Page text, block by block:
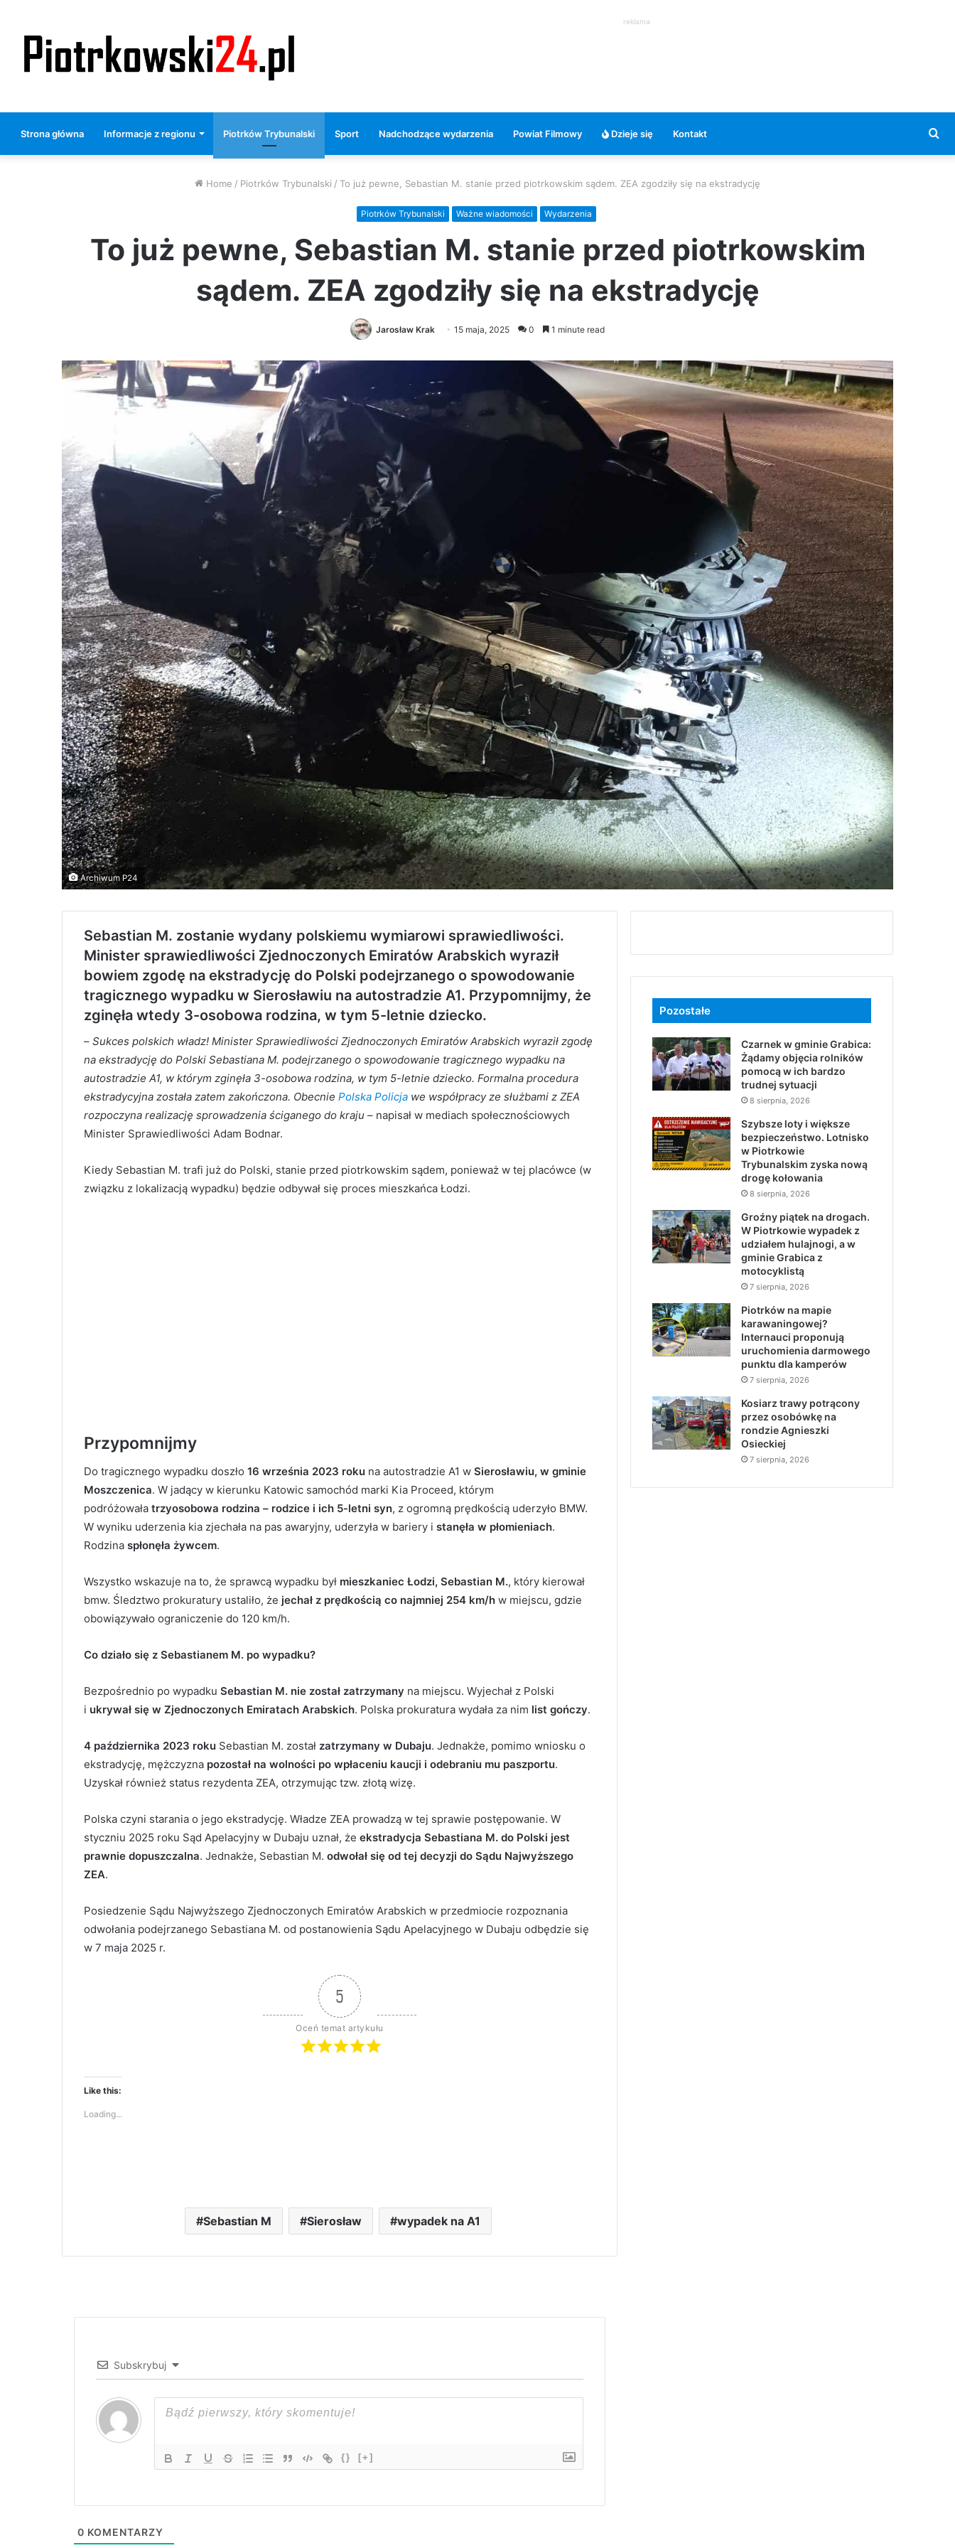
reklama
Strona główna Informacje z regionu Piotrków Trybunalski Sport Nadchodzące wydarzenia Powiat Filmowy Dzieje się Kontakt
Home / Piotrków Trybunalski / To już pewne, Sebastian M. stanie przed piotrkowskim sądem. ZEA zgodziły się na ekstradycję
Piotrków Trybunalski Ważne wiadomości Wydarzenia
To już pewne, Sebastian M. stanie przed piotrkowskim
sądem. ZEA zgodziły się na ekstradycję
Jarosław Krak 15 maja, 2025 0 1 minute read
Archiwum P24
Sebastian M. zostanie wydany polskiemu wymiarowi sprawiedliwości.
Minister sprawiedliwości Zjednoczonych Emiratów Arabskich wyraził
bowiem zgodę na ekstradycję do Polski podejrzanego o spowodowanie
tragicznego wypadku w Sierosławiu na autostradzie A1. Przypomnijmy, że
zginęła wtedy 3-osobowa rodzina, w tym 5-letnie dziecko.
– Sukces polskich władz! Minister Sprawiedliwości Zjednoczonych Emiratów Arabskich wyraził zgodę
na ekstradycję do Polski Sebastiana M. podejrzanego o spowodowanie tragicznego wypadku na
autostradzie A1, w którym zginęła 3-osobowa rodzina, w tym 5-letnie dziecko. Formalna procedura
ekstradycyjna została zatem zakończona. Obecnie Polska Policja we współpracy ze służbami z ZEA
rozpoczyna realizację sprowadzenia ściganego do kraju – napisał w mediach społecznościowych
Minister Sprawiedliwości Adam Bodnar.
Kiedy Sebastian M. trafi już do Polski, stanie przed piotrkowskim sądem, ponieważ w tej placówce (w
związku z lokalizacją wypadku) będzie odbywał się proces mieszkańca Łodzi.
Przypomnijmy
Do tragicznego wypadku doszło 16 września 2023 roku na autostradzie A1 w Sierosławiu, w gminie
Moszczenica. W jadący w kierunku Katowic samochód marki Kia Proceed, którym
podróżowała trzyosobowa rodzina – rodzice i ich 5-letni syn, z ogromną prędkością uderzyło BMW.
W wyniku uderzenia kia zjechała na pas awaryjny, uderzyła w bariery i stanęła w płomieniach.
Rodzina spłonęła żywcem.
Wszystko wskazuje na to, że sprawcą wypadku był mieszkaniec Łodzi, Sebastian M., który kierował
bmw. Śledztwo prokuratury ustaliło, że jechał z prędkością co najmniej 254 km/h w miejscu, gdzie
obowiązywało ograniczenie do 120 km/h.
Co działo się z Sebastianem M. po wypadku?
Bezpośrednio po wypadku Sebastian M. nie został zatrzymany na miejscu. Wyjechał z Polski
i ukrywał się w Zjednoczonych Emiratach Arabskich. Polska prokuratura wydała za nim list gończy.
4 października 2023 roku Sebastian M. został zatrzymany w Dubaju. Jednakże, pomimo wniosku o
ekstradycję, mężczyzna pozostał na wolności po wpłaceniu kaucji i odebraniu mu paszportu.
Uzyskał również status rezydenta ZEA, otrzymując tzw. złotą wizę.
Polska czyni starania o jego ekstradycję. Władze ZEA prowadzą w tej sprawie postępowanie. W
styczniu 2025 roku Sąd Apelacyjny w Dubaju uznał, że ekstradycja Sebastiana M. do Polski jest
prawnie dopuszczalna. Jednakże, Sebastian M. odwołał się od tej decyzji do Sądu Najwyższego
ZEA.
Posiedzenie Sądu Najwyższego Zjednoczonych Emiratów Arabskich w przedmiocie rozpoznania
odwołania podejrzanego Sebastiana M. od postanowienia Sądu Apelacyjnego w Dubaju odbędzie się
w 7 maja 2025 r.
5
Oceń temat artykułu
Like this:
Loading...
Sebastian M Sierosław wypadek na A1
Subskrybuj
{} [+]
0 KOMENTARZY
Pozostałe
Czarnek w gminie Grabica:
Żądamy objęcia rolników
pomocą w ich bardzo
trudnej sytuacji
8 sierpnia, 2026
Szybsze loty i większe
bezpieczeństwo. Lotnisko
w Piotrkowie
Trybunalskim zyska nową
drogę kołowania
8 sierpnia, 2026
Groźny piątek na drogach.
W Piotrkowie wypadek z
udziałem hulajnogi, a w
gminie Grabica z
motocyklistą
7 sierpnia, 2026
Piotrków na mapie
karawaningowej?
Internauci proponują
uruchomienia darmowego
punktu dla kamperów
7 sierpnia, 2026
Kosiarz trawy potrącony
przez osobówkę na
rondzie Agnieszki
Osieckiej
7 sierpnia, 2026